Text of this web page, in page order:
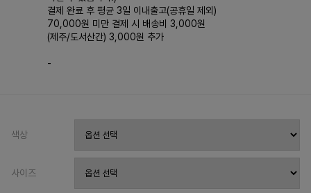
결제 완료 후 평균 3일 이내출고(공휴일 제외)
70,000원 미만 결제 시 배송비 3,000원
(제주/도서산간) 3,000원 추가
-
색상
사이즈